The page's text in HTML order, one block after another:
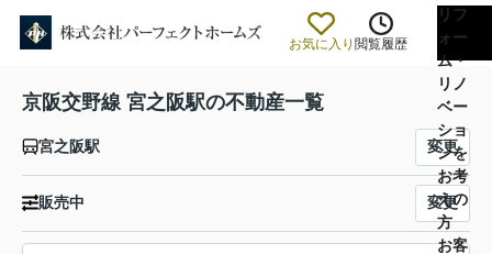
お気に入り 閲覧履歴
リフ
ォー
ム・
リノ
ベー
ショ
ンを
お考
えの
方
お客
京阪交野線 宮之阪駅の不動産一覧
宮之阪駅 変更
販売中 変更